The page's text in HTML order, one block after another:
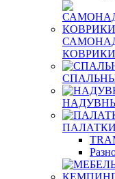
КОВРИКИ